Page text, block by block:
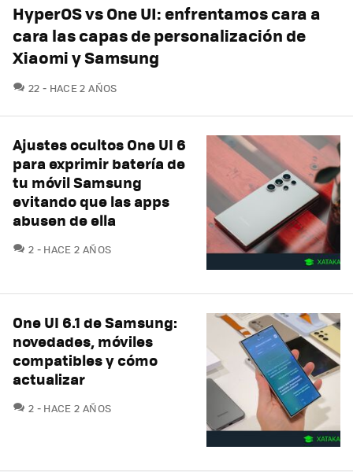
HyperOS vs One UI: enfrentamos cara a
cara las capas de personalización de
Xiaomi y Samsung
22 COMENTARIOS
HACE 2 AÑOS
Ajustes ocultos One UI 6
para exprimir batería de
tu móvil Samsung
evitando que las apps
abusen de ella
2 COMENTARIOS
HACE 2 AÑOS
One UI 6.1 de Samsung:
novedades, móviles
compatibles y cómo
actualizar
2 COMENTARIOS
HACE 2 AÑOS